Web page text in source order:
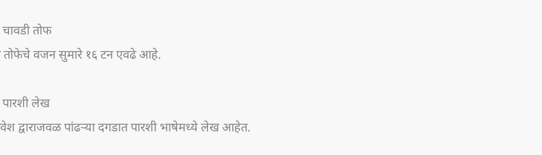
तोफ
तोफेचे वजन सुमारे १६ टन एवढे आहे.
पारशी लेख
द्वाराजवळ पांढऱ्या दगडात पारशी भाषेमध्ये लेख आहेत.